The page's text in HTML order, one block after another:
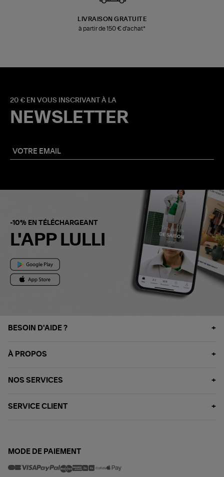
LIVRAISON GRATUITE
à partir de 150 € d'achat*
20 € EN VOUS INSCRIVANT À LA
NEWSLETTER
-10% EN TÉLÉCHARGEANT
L'APP LULLI
BESOIN D'AIDE ?
À PROPOS
NOS SERVICES
SERVICE CLIENT
MODE DE PAIEMENT